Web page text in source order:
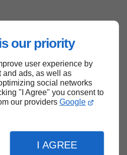
our priority
user experience by
and ads, as well as
social networks
"I Agree" you consent to
our providers Google
I AGREE
de page